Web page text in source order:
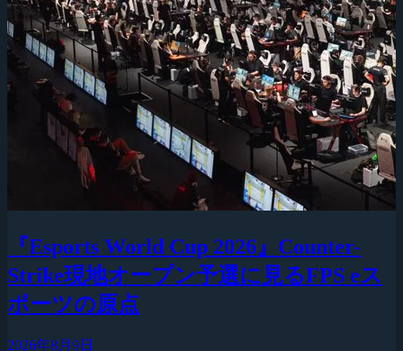
『Esports World Cup 2026』Counter-
Strike現地オープン予選に見るFPS eス
ポーツの原点
2026年8月9日